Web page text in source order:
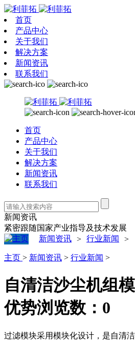
首页
产品中心
关于我们
解决方案
新闻资讯
联系我们
首页
产品中心
关于我们
解决方案
新闻资讯
联系我们
新闻资讯
紧密跟随国家产业指导及技术发展
新闻资讯 > 行业新闻 >
主页 > 新闻资讯 > 行业新闻 >
自清洁沙尘机组
优势浏览数： 0
过滤模块采用模块化设计，是自清